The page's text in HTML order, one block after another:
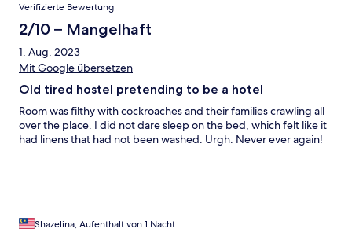
Verifizierte Bewertung
2/10 – Mangelhaft
1. Aug. 2023
Mit Google übersetzen
Old tired hostel pretending to be a hotel
Room was filthy with cockroaches and their families crawling all
over the place. I did not dare sleep on the bed, which felt like it
had linens that had not been washed. Urgh. Never ever again!
Shazelina, Aufenthalt von 1 Nacht